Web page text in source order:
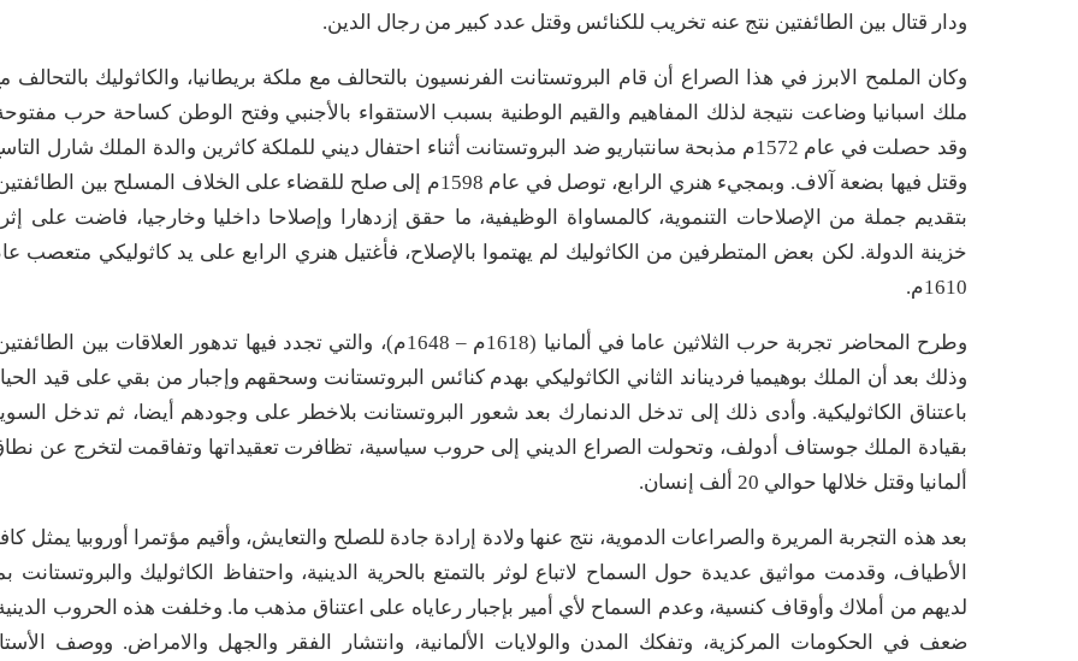
ودار قتال بين الطائفتين نتج عنه تخريب للكنائس وقتل عدد كبير من رجال الدين.
وكان الملمح الابرز في هذا الصراع أن قام البروتستانت الفرنسيون بالتحالف مع ملكة بريطانيا، والكاثوليك بالتحالف
ملك اسبانيا وضاعت نتيجة لذلك المفاهيم والقيم الوطنية بسبب الاستقواء بالأجنبي وفتح الوطن كساحة حرب
وقد حصلت في عام 1572م مذبحة سانتباريو ضد البروتستانت أثناء احتفال ديني للملكة كاثرين والدة الملك شارل
وقتل فيها بضعة آلاف. وبمجيء هنري الرابع، توصل في عام 1598م إلى صلح للقضاء على الخلاف المسلح بين
بتقديم جملة من الإصلاحات التنموية، كالمساواة الوظيفية، ما حقق إزدهارا وإصلاحا داخليا وخارجيا، فاضت على
خزينة الدولة. لكن بعض المتطرفين من الكاثوليك لم يهتموا بالإصلاح، فأغتيل هنري الرابع على يد كاثوليكي متعصب
1610م.
وطرح المحاضر تجربة حرب الثلاثين عاما في ألمانيا (1618م – 1648م)، والتي تجدد فيها تدهور العلاقات بين
وذلك بعد أن الملك بوهيميا فرديناند الثاني الكاثوليكي بهدم كنائس البروتستانت وسحقهم وإجبار من بقي على قيد
باعتناق الكاثوليكية. وأدى ذلك إلى تدخل الدنمارك بعد شعور البروتستانت بلاخطر على وجودهم أيضا، ثم تدخل
بقيادة الملك جوستاف أدولف، وتحولت الصراع الديني إلى حروب سياسية، تظافرت تعقيداتها وتفاقمت لتخرج عن
ألمانيا وقتل خلالها حوالي 20 ألف إنسان.
بعد هذه التجربة المريرة والصراعات الدموية، نتج عنها ولادة إرادة جادة للصلح والتعايش، وأقيم مؤتمرا أوروبيا يمثل
الأطياف، وقدمت مواثيق عديدة حول السماح لاتباع لوثر بالتمتع بالحرية الدينية، واحتفاظ الكاثوليك والبروتستانت
لديهم من أملاك وأوقاف كنسية، وعدم السماح لأي أمير بإجبار رعاياه على اعتناق مذهب ما. وخلفت هذه الحروب
ضعف في الحكومات المركزية، وتفكك المدن والولايات الألمانية، وانتشار الفقر والجهل والامراض. ووصف